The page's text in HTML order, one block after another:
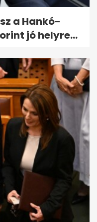
a Hankó-
jó helyre...